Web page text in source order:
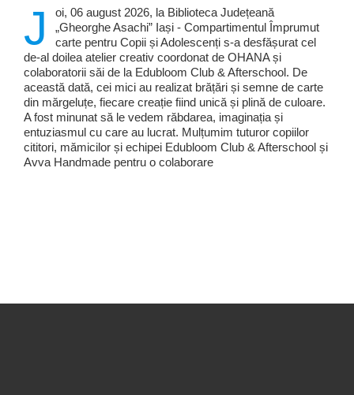
J
oi, 06 august 2026, la Biblioteca Județeană
„Gheorghe Asachi” Iași - Compartimentul Împrumut
carte pentru Copii și Adolescenți s-a desfășurat cel
de-al doilea atelier creativ coordonat de OHANA și
colaboratorii săi de la Edubloom Club & Afterschool. De
această dată, cei mici au realizat brățări și semne de carte
din mărgeluțe, fiecare creație fiind unică și plină de culoare.
A fost minunat să le vedem răbdarea, imaginația și
entuziasmul cu care au lucrat. Mulțumim tuturor copiilor
cititori, mămicilor și echipei Edubloom Club & Afterschool și
Avva Handmade pentru o colaborare